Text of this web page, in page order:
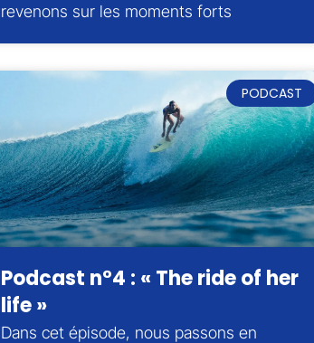
revenons sur les moments forts
PODCAST
Podcast n°4 : « The ride of her
life »
Dans cet épisode, nous passons en